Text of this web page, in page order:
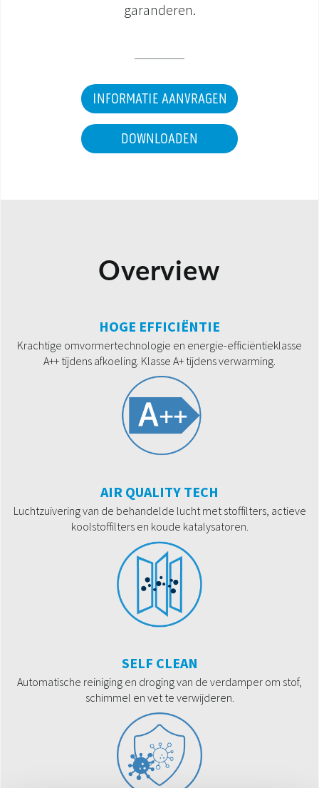
garanderen.
INFORMATIE AANVRAGEN
DOWNLOADEN
Overview
HOGE EFFICIËNTIE
Krachtige omvormertechnologie en energie-efficiëntieklasse
A++ tijdens afkoeling. Klasse A+ tijdens verwarming.
AIR QUALITY TECH
Luchtzuivering van de behandelde lucht met stoffilters, actieve
koolstoffilters en koude katalysatoren.
SELF CLEAN
Automatische reiniging en droging van de verdamper om stof,
schimmel en vet te verwijderen.